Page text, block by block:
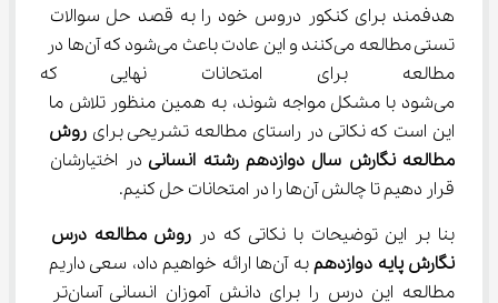
هدفمند برای کنکور دروس خود را به قصد حل سوالات
تستی مطالعه می‌کنند و این عادت باعث می‌شود که آن‌ها در
مطالعه برای امتحانات نهایی
می‌شود با مشکل مواجه شوند، به همین منظور تلاش ما
این است که نکاتی در راستای مطالعه تشریحی برای روش
مطالعه نگارش سال دوازدهم رشته انسانی در اختیارشان
قرار دهیم تا چالش آن‌ها را در امتحانات حل کنیم.
بنا بر این توضیحات با نکاتی که در روش مطالعه درس
نگارش پایه دوازدهم
به آن‌ها ارائه خواهیم داد، سعی داریم
مطالعه این درس را برای دانش آموزان انسانی آسان‌تر